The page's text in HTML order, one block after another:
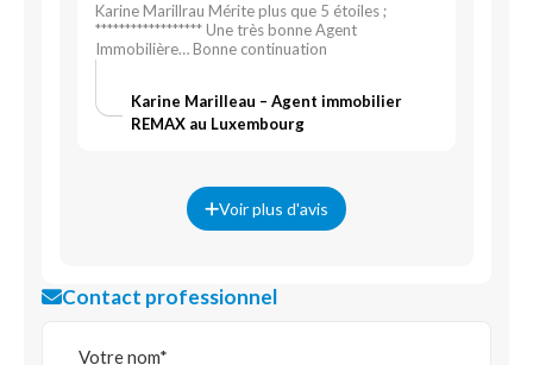
Karine Marillrau Mérite plus que 5 étoiles ;
****************** Une très bonne Agent
Immobilière… Bonne continuation
Karine Marilleau – Agent immobilier
REMAX au Luxembourg
Voir plus d'avis
Contact professionnel
Votre nom*